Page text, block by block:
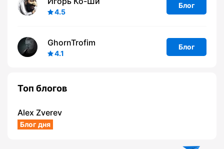
4.5
Блог
GhornTrofim
4.1
Блог
Топ блогов
Alex Zverev
Блог дня